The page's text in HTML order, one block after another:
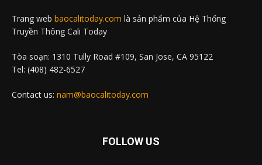
Trang web baocalitoday.com là sản phẩm của Hệ Thống
Truyền Thông Cali Today
Tòa soạn: 1310 Tully Road #109, San Jose, CA 95122
Tel: (408) 482-6527
Contact us: nam@baocalitoday.com
FOLLOW US